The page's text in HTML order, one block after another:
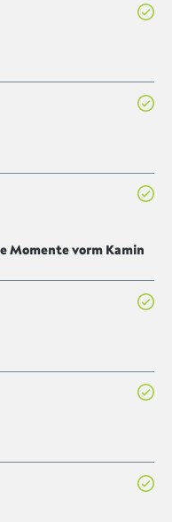
Momente vorm Kamin